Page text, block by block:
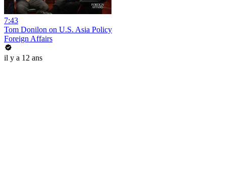
7:43
Tom Donilon on U.S. Asia Policy
Foreign Affairs
il y a 12 ans